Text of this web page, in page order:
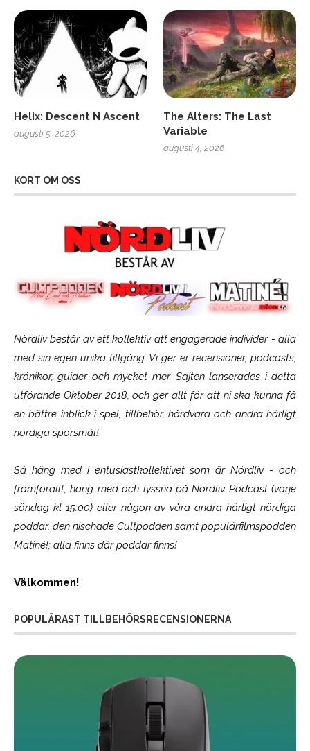
Helix: Descent N Ascent
augusti 5, 2026
The Alters: The Last
Variable
augusti 4, 2026
KORT OM OSS
Nördliv består av ett kollektiv att engagerade individer - alla
med sin egen unika tillgång. Vi ger er recensioner, podcasts,
krönikor, guider och mycket mer. Sajten lanserades i detta
utförande Oktober 2018, och ger allt för att ni ska kunna få
en bättre inblick i spel, tillbehör, hårdvara och andra härligt
nördiga spörsmål!
Så häng med i entusiastkollektivet som ärNördliv- och
framförallt, häng med och lyssna på Nördliv Podcast (varje
söndag kl 15.00) eller någon av våra andra härligt nördiga
poddar, den nischade Cultpodden samt populärfilmspodden
Matiné!; alla finns där poddar finns!
Välkommen!
POPULÄRAST TILLBEHÖRSRECENSIONERNA